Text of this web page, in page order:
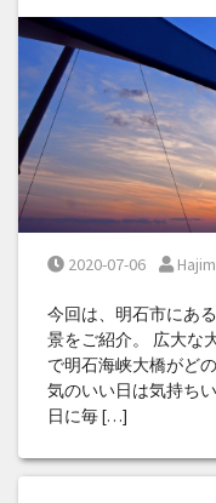
Posted on
2020-07-06
今回は、明石市にあ
景をご紹介。 広大な
で明石海峡大橋がど
気のいい日は気持
日に毎 […]